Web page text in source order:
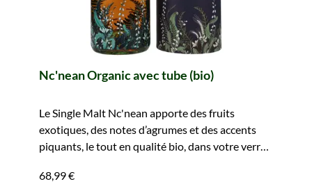
Nc'nean Organic avec tube (bio)
Le Single Malt Nc'nean apporte des fruits
exotiques, des notes d’agrumes et des accents
piquants, le tout en qualité bio, dans votre verre.
68,99 €